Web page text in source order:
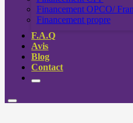
Financement OPCO/
Financement propre
F.A.Q
Avis
Blog
Contact